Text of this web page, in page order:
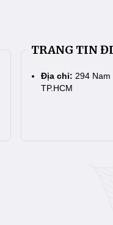
TRANG TIN
Địa chỉ: 294 Nam
TP.HCM